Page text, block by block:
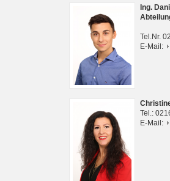
Ing.
Tel.Nr.
E-Mail:
Tel.:
E-Mail: